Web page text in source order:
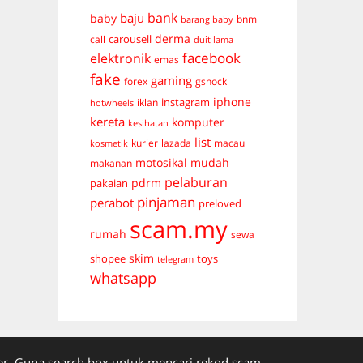
baby baju bank barang baby bnm
call carousell derma duit lama
elektronik emas facebook
fake forex gaming gshock
hotwheels iklan instagram iphone
kereta kesihatan komputer
kosmetik kurier lazada list macau
makanan motosikal mudah
pakaian pdrm pelaburan
perabot pinjaman preloved
rumah scam.my sewa
shopee skim telegram toys
whatsapp